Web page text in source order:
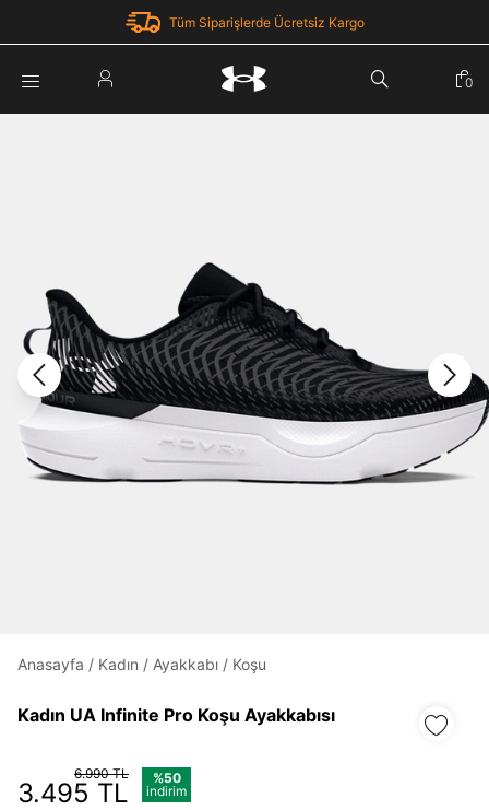
Tüm Siparişlerde Ücretsiz Kargo
Şifremi Unuttum
Giriş Yap
Under Armour'da yeni misiniz?Kayıt Ol
0
Anasayfa / Kadın / Ayakkabı / Koşu
Kadın UA Infinite Pro Koşu Ayakkabısı
6.990 TL
3.495 TL
%50
indirim
Parola Yenileme
Parolayı Yenile
Giriş Sayfasına Dön
Zaten hesabın var mı? Giriş yap
Kolay iade ve değişim.
E-posta